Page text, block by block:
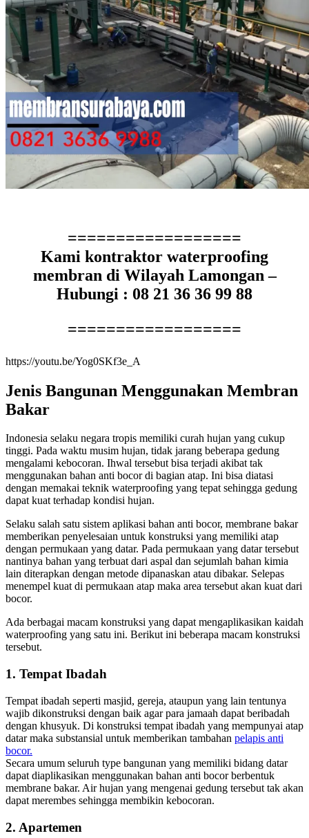
==================
Kami kontraktor waterproofing
membran di Wilayah Lamongan –
Hubungi : 08 21 36 36 99 88
==================
https://youtu.be/Yog0SKf3e_A
Jenis Bangunan Menggunakan Membran
Bakar
Indonesia selaku negara tropis memiliki curah hujan yang cukup
tinggi. Pada waktu musim hujan, tidak jarang beberapa gedung
mengalami kebocoran. Ihwal tersebut bisa terjadi akibat tak
menggunakan bahan anti bocor di bagian atap. Ini bisa diatasi
dengan memakai teknik waterproofing yang tepat sehingga gedung
dapat kuat terhadap kondisi hujan.
Selaku salah satu sistem aplikasi bahan anti bocor, membrane bakar
memberikan penyelesaian untuk konstruksi yang memiliki atap
dengan permukaan yang datar. Pada permukaan yang datar tersebut
nantinya bahan yang terbuat dari aspal dan sejumlah bahan kimia
lain diterapkan dengan metode dipanaskan atau dibakar. Selepas
menempel kuat di permukaan atap maka area tersebut akan kuat dari
bocor.
Ada berbagai macam konstruksi yang dapat mengaplikasikan kaidah
waterproofing yang satu ini. Berikut ini beberapa macam konstruksi
tersebut.
1. Tempat Ibadah
Tempat ibadah seperti masjid, gereja, ataupun yang lain tentunya
wajib dikonstruksi dengan baik agar para jamaah dapat beribadah
dengan khusyuk. Di konstruksi tempat ibadah yang mempunyai atap
datar maka substansial untuk memberikan tambahan pelapis anti
bocor.
Secara umum seluruh type bangunan yang memiliki bidang datar
dapat diaplikasikan menggunakan bahan anti bocor berbentuk
membrane bakar. Air hujan yang mengenai gedung tersebut tak akan
dapat merembes sehingga membikin kebocoran.
2. Apartemen